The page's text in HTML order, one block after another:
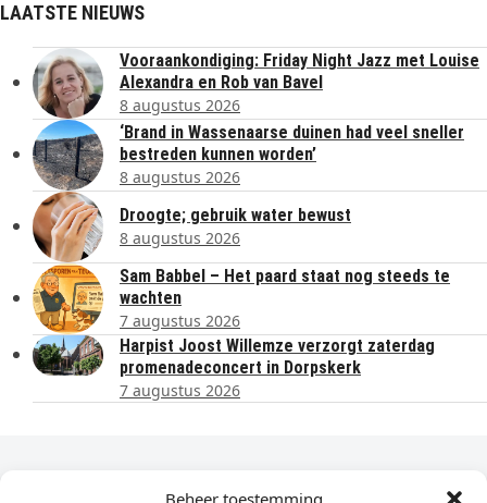
Beheer toestemming
LAATSTE NIEUWS
Vooraankondiging: Friday Night Jazz met Louise
Alexandra en Rob van Bavel
8 augustus 2026
‘Brand in Wassenaarse duinen had veel sneller
bestreden kunnen worden’
8 augustus 2026
Droogte; gebruik water bewust
8 augustus 2026
Sam Babbel – Het paard staat nog steeds te
wachten
7 augustus 2026
Harpist Joost Willemze verzorgt zaterdag
promenadeconcert in Dorpskerk
7 augustus 2026
Dagelijks het laatste nieuws in je e-mail?